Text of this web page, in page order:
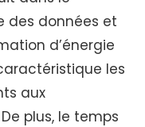
des données et
d’énergie
les
aux
plus, le temps